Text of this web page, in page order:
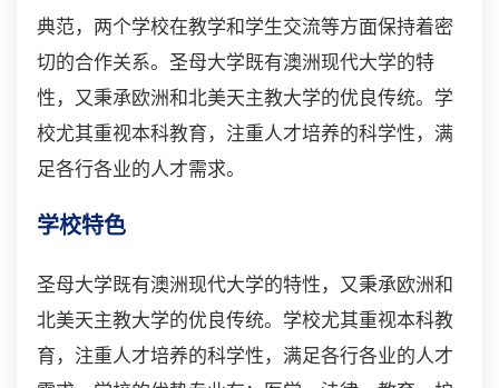
典范，两个学校在教学和学生交流等方面保持着密
切的合作关系。圣母大学既有澳洲现代大学的特
性，又秉承欧洲和北美天主教大学的优良传统。学
校尤其重视本科教育，注重人才培养的科学性，满
足各行各业的人才需求。
学校特色
圣母大学既有澳洲现代大学的特性，又秉承欧洲和
北美天主教大学的优良传统。学校尤其重视本科教
育，注重人才培养的科学性，满足各行各业的人才